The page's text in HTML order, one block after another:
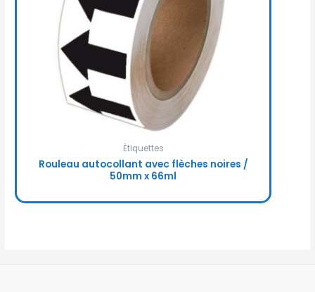
Étiquettes
Rouleau autocollant avec flèches noires /
50mm x 66ml